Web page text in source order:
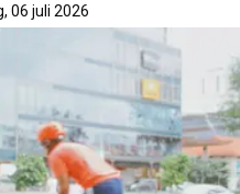
06 juli 2026